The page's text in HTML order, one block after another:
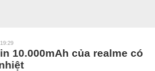
10.000mAh của realme có